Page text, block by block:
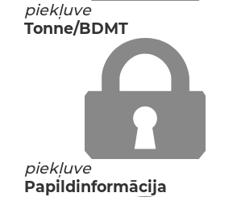
piekļuve
Tonne/BDMT
piekļuve
Papildinformācija